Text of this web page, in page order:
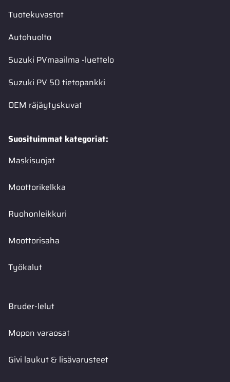
Tuotekuvastot
Autohuolto
Suzuki PVmaailma -luettelo
Suzuki PV 50 tietopankki
OEM räjäytyskuvat
Suosituimmat kategoriat:
Maskisuojat
Moottorikelkka
Ruohonleikkuri
Moottorisaha
Työkalut
Bruder-lelut
Mopon varaosat
Givi laukut & lisävarusteet